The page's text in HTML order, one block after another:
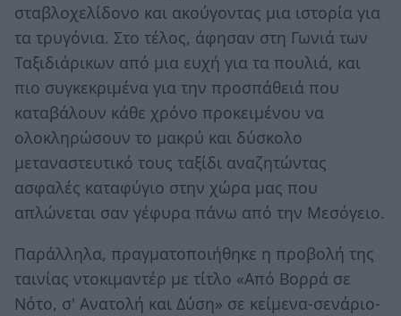
σταβλοχελίδονο και ακούγοντας μια ιστορία για
τα τρυγόνια. Στο τέλος, άφησαν στη Γωνιά των
Ταξιδιάρικων από μια ευχή για τα πουλιά, και
πιο συγκεκριμένα για την προσπάθειά που
καταβάλουν κάθε χρόνο προκειμένου να
ολοκληρώσουν το μακρύ και δύσκολο
μεταναστευτικό τους ταξίδι αναζητώντας
ασφαλές καταφύγιο στην χώρα μας που
απλώνεται σαν γέφυρα πάνω από την Μεσόγειο.
Παράλληλα, πραγματοποιήθηκε η προβολή της
ταινίας ντοκιμαντέρ με τίτλο «Από Βορρά σε
Νότο, σ' Ανατολή και Δύση» σε κείμενα-σενάριο-